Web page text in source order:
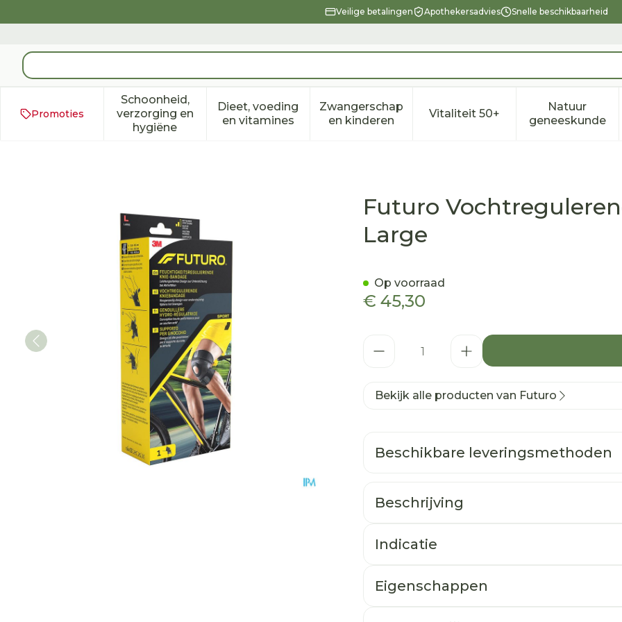
Veilige betalingen Apothekersadvies Snelle beschikbaarheid
Product, merk, categorie...
Promoties
Schoonheid,
verzorging en
hygiëne
Toon submenu voor Schoonheid, verzorging en hygiëne categorie
Dieet, voeding
en vitaminesToon submenu voor Dieet, voeding en vitamines categorie
Zwangerschap
en kinderenToon submenu voor Zwangerschap en
Vitaliteit 50+Toon submenu voor
Natuur
geneeskunde
Toon
Futuro Vochtregulerende Kniebandage 45697, Large
Futuro
Large
€ 45,30
Op voorraad
Bekijk alle producten van Futuro
Beschikbare leveringsmethoden
Beschrijving
Indicatie
Eigenschappen